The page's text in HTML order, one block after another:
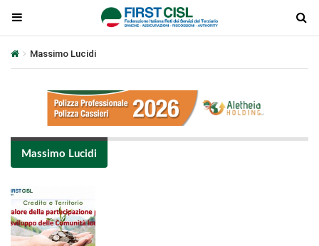
Massimo Lucidi
Massimo Lucidi